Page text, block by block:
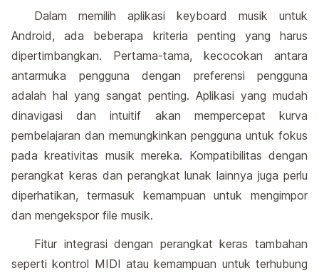
Dalam memilih aplikasi keyboard musik untuk
Android, ada beberapa kriteria penting yang harus
dipertimbangkan. Pertama-tama, kecocokan antara
antarmuka pengguna dengan preferensi pengguna
adalah hal yang sangat penting. Aplikasi yang mudah
dinavigasi dan intuitif akan mempercepat kurva
pembelajaran dan memungkinkan pengguna untuk fokus
pada kreativitas musik mereka. Kompatibilitas dengan
perangkat keras dan perangkat lunak lainnya juga perlu
diperhatikan, termasuk kemampuan untuk mengimpor
dan mengekspor file musik.
Fitur integrasi dengan perangkat keras tambahan
seperti kontrol MIDI atau kemampuan untuk terhubung